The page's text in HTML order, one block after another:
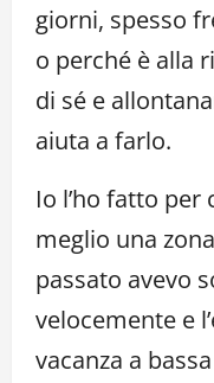
giorni, spesso
o perché è alla
di sé e
aiuta a farlo.
Io l’ho fatto
meglio una
passato avevo
velocemente e
vacanza a